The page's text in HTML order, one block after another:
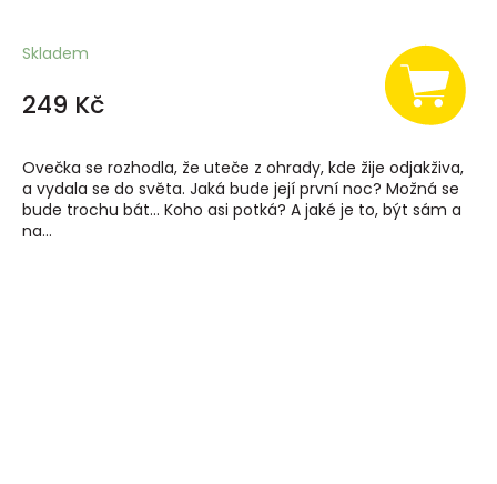
Skladem
249 Kč
Ovečka se rozhodla, že uteče z ohrady, kde žije odjakživa,
a vydala se do světa. Jaká bude její první noc? Možná se
bude trochu bát... Koho asi potká? A jaké je to, být sám a
na...